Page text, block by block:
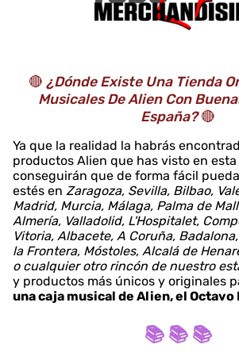
🔴 ¿Dónde Existe Una Tienda
Musicales De Alien Con
España?🔴
Ya que la realidad la habrás
productos Alien que has visto en
conseguirán que de forma fácil
estés en Zaragoza, Sevilla, Bilbao,
Madrid, Murcia, Málaga, Palma de
Almería, Valladolid, L'Hospitalet,
Vitoria, Albacete, A Coruña,
la Frontera, Móstoles, Alcalá de
o cualquier otro rincón de nuestro
y productos más únicos y originales
una caja musical de Alien, el Octavo
📚 📚 📚